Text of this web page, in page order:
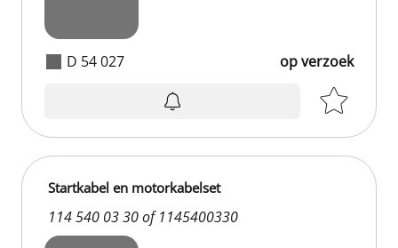
D 54 027 op verzoek
Startkabel en motorkabelset
114 540 03 30 of 1145400330